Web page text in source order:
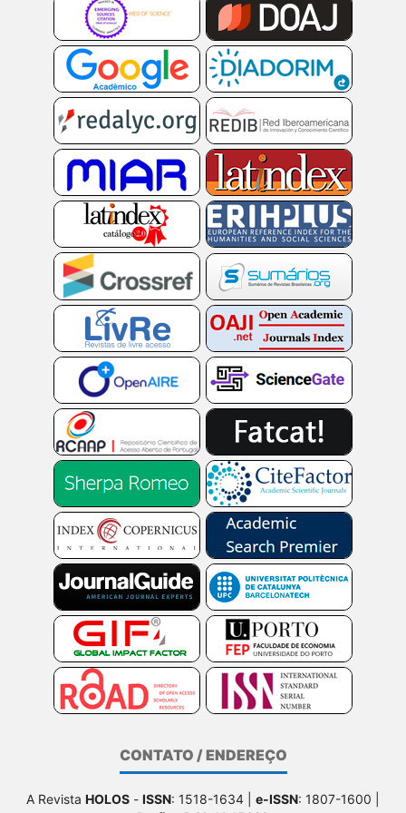
CONTATO / ENDEREÇO
A Revista HOLOS - ISSN: 1518-1634 | e-ISSN: 1807-1600 |